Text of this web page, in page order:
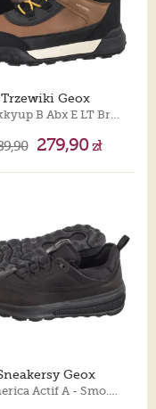
Trzewiki Geox
J Trekkyup B Abx E LT Brown/Black J46MBE 0MEMS C0275
279,90zł
Geox